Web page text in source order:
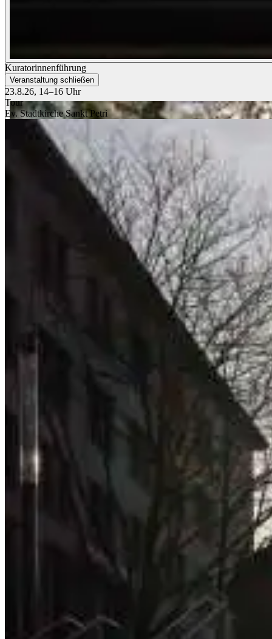
Kuratorinnenführung
Veranstaltung schließen
23.8.26, 14–16 Uhr
Tour
Ev. Stadtkirche Sankt Petri